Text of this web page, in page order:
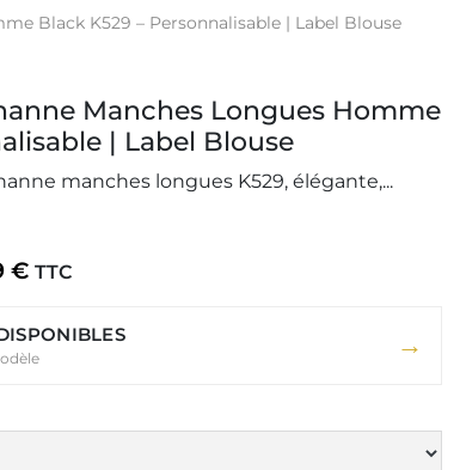
Black K529 – Personnalisable | Label Blouse
Manches Longues Homme
| Label Blouse
manches longues K529, élégante,...
€ TTC
→